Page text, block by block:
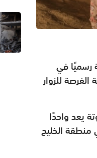
رسميًا في
للزوار
يعد واحدًا
منطقة الخليج